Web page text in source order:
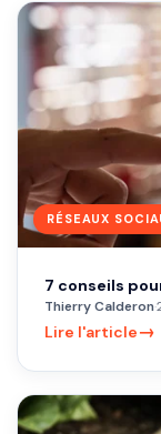
RÉSEAUX
7 conseils
Thierry Calderon·
Lire l'article→